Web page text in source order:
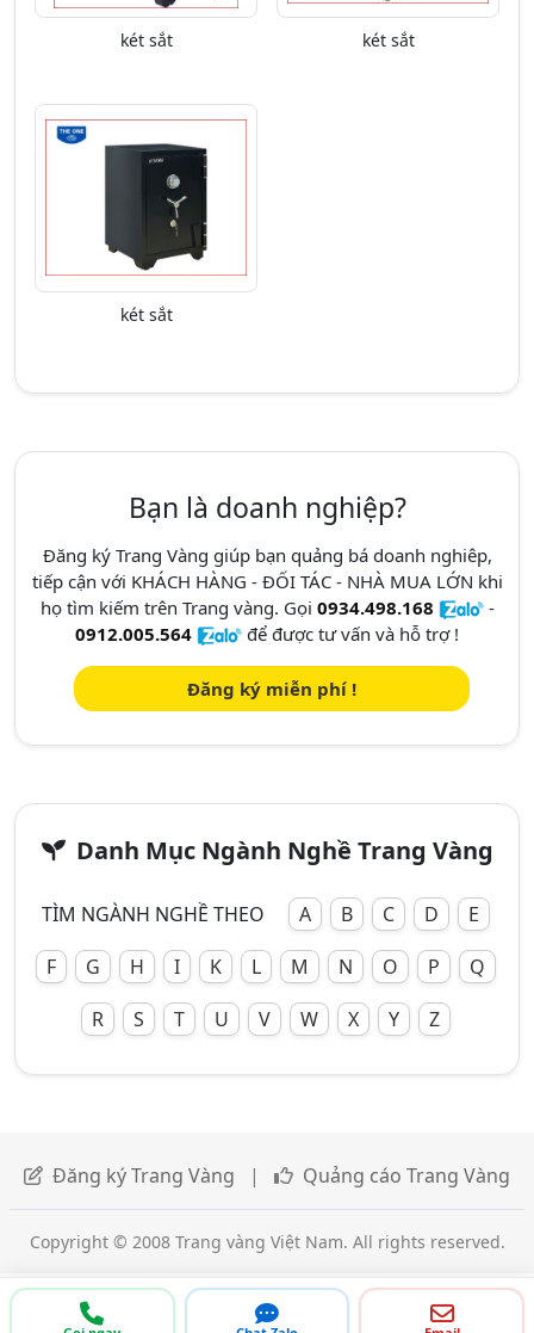
két sắt két sắt
két sắt
Bạn là doanh nghiệp?
Đăng ký Trang Vàng giúp bạn quảng bá doanh nghiêp,
tiếp cận với KHÁCH HÀNG - ĐỐI TÁC - NHÀ MUA LỚN khi
họ tìm kiếm trên Trang vàng. Gọi 0934.498.168
-
0912.005.564
để được tư vấn và hỗ trợ !
Đăng ký miễn phí !
Danh Mục Ngành Nghề Trang Vàng
TÌM NGÀNH NGHỀ THEO A B C D
E
F
G H I K L M N O P
Q
R
S T U V W X Y Z
Đăng ký Trang Vàng | Quảng cáo Trang Vàng
Copyright © 2008 Trang vàng Việt Nam. All rights reserved.